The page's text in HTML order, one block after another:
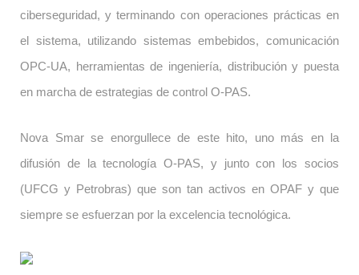
ciberseguridad, y terminando con operaciones prácticas en
el sistema, utilizando sistemas embebidos, comunicación
OPC-UA, herramientas de ingeniería, distribución y puesta
en marcha de estrategias de control O-PAS.
Nova Smar se enorgullece de este hito, uno más en la
difusión de la tecnología O-PAS, y junto con los socios
(UFCG y Petrobras) que son tan activos en OPAF y que
siempre se esfuerzan por la excelencia tecnológica.